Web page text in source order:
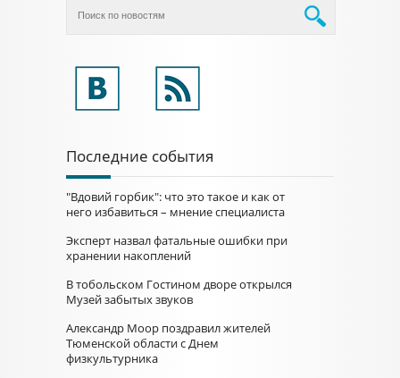
Последние события
"Вдовий горбик": что это такое и как от
него избавиться – мнение специалиста
Эксперт назвал фатальные ошибки при
хранении накоплений
В тобольском Гостином дворе открылся
Музей забытых звуков
Александр Моор поздравил жителей
Тюменской области с Днем
физкультурника